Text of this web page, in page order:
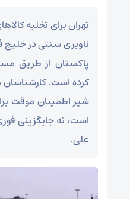
تهران برای تخلیه
ناوبری سنتی در خلیج
پاکستان از طریق
کرده است. کارشناسان
شیر اطمینان موقت
است، نه جایگزینی
علی.